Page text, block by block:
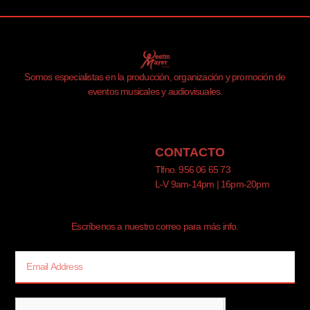
Somos especialistas en la producción, organización y promoción de
eventos musicales y audiovisuales.
CONTACTO
Tlfno. 956 06 65 73
L-V 9am-14pm | 16pm-20pm
Escríbenos a nuestro correo para más info.